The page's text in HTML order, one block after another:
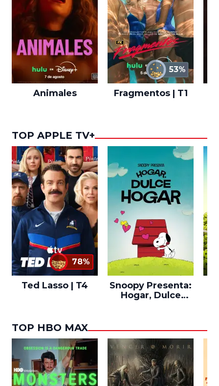
Animales
53%
Fragmentos | T1
TOP APPLE TV+
78%
Ted Lasso | T4
Snoopy Presenta:
Hogar, Dulce
TOP HBO MAX